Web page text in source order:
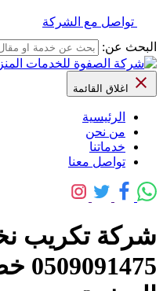
تواصل مع الشركة
البحث عن:
اغلاق القائمة
الرئيسية
من نحن
خدماتنا
تواصل معنا
شركة تكريب